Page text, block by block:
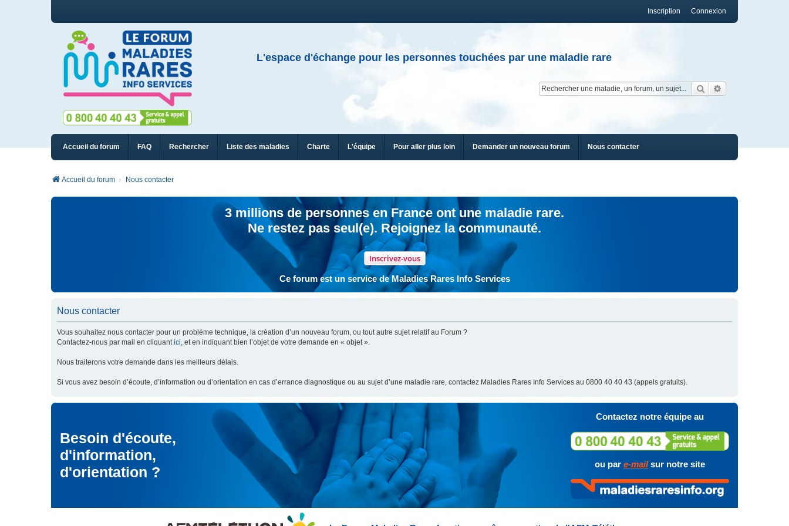
Connexion
Inscription
L'espace d'échange pour les personnes touchées par une maladie rare
Rechercher
Accueil du forum FAQ Rechercher Liste des maladies Charte L'équipe Pour aller plus loin Demander un nouveau forum Nous contacter
Accueil du forum Nous contacter
3 millions de personnes en France ont une maladie rare.
Ne restez pas seul(e). Rejoignez la communauté.
Inscrivez-vous
Ce forum est un service de Maladies Rares Info Services
Nous contacter
Vous souhaitez nous contacter pour un problème technique, la création d’un nouveau forum, ou tout autre sujet relatif au Forum ?
Contactez-nous par mail en cliquantici, et en indiquant bien l’objet de votre demande en « objet ».
Nous traiterons votre demande dans les meilleurs délais.
Si vous avez besoin d’écoute, d’information ou d’orientation en cas d’errance diagnostique ou au sujet d’une maladie rare, contactez Maladies Rares Info Services au 0800 40 40 43 (appels gratuits).
Besoin d'écoute,
d'information,
d'orientation ?
Contactez notre équipe au
ou par e-mailsur notre site